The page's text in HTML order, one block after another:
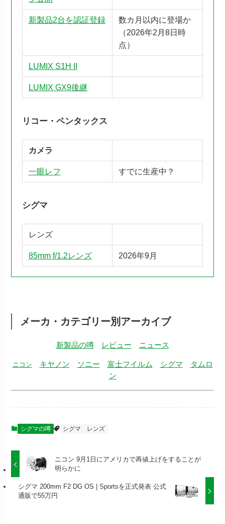
新製品2台を認証登録
数カ月以内に登場か
（2026年2月8日時
点）
LUMIX S1H II
LUMIX GX9後継
リコー・ペンタックス
カメラ
一眼レフ すでに生産中？
シグマ
レンズ
85mm f/1.2レンズ 2026年9月
メーカ・カテゴリー別アーカイブ
新製品の噂 レビュー ニュース
ニコン キヤノン ソニー 富士フイルム シグマ
タムロ
ン
シグマの噂 シグマ レンズ
ニコン 9月1日にアメリカで再値上げをすることが
明らかに
シグマ 200mm F2 DG OS | Sportsを正式発表 公式
通販で55万円